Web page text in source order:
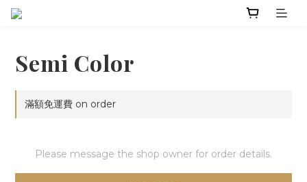
Semi Color
滿額免運費 on order
Please message the shop owner for order details.